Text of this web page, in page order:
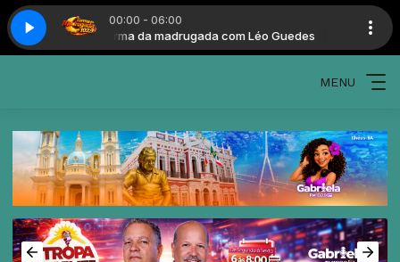
00:00 - 06:00
Guedes Turma da madrugada com Léo Guedes
MENU